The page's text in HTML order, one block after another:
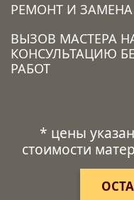
РЕМОНТ И
ВЫЗОВ МАСТЕРА
КОНСУЛЬТАЦИЮ
РАБОТ
* цены
стоимости